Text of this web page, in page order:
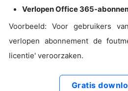
Verlopen Office 365-
Voorbeeld: Voor gebruikers
verlopen abonnement de
licentie' veroorzaken.
Gratis